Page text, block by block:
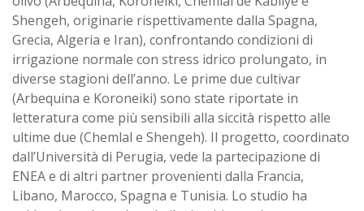
Shengeh, originarie rispettivamente dalla Spagna,
Grecia, Algeria e Iran), confrontando condizioni di
irrigazione normale con stress idrico prolungato, in
diverse stagioni dell’anno. Le prime due cultivar
(Arbequina e Koroneiki) sono state riportate in
letteratura come più sensibili alla siccità rispetto alle
ultime due (Chemlal e Shengeh). Il progetto, coordinato
dall’Università di Perugia, vede la partecipazione di
ENEA e di altri partner provenienti dalla Francia,
Libano, Marocco, Spagna e Tunisia. Lo studio ha